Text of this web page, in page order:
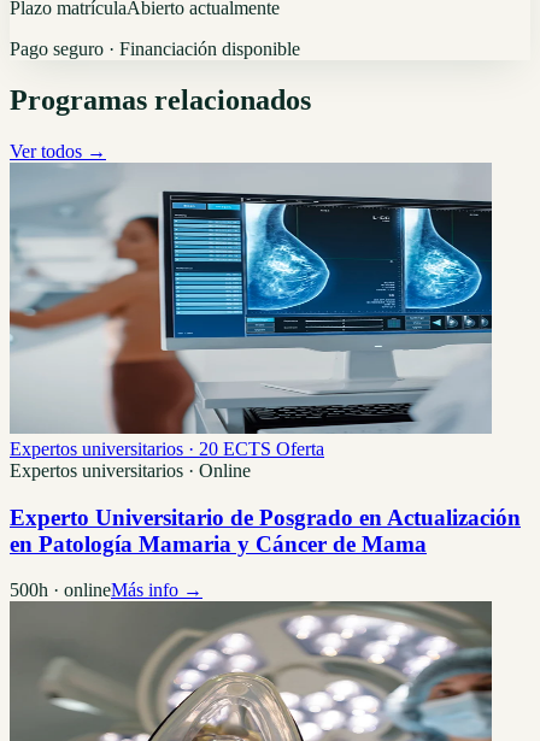
Plazo matrículaAbierto actualmente
Pago seguro · Financiación disponible
Programas relacionados
Ver todos →
Expertos universitarios · 20 ECTS Oferta
Expertos universitarios · Online
Experto Universitario de Posgrado en Actualización
en Patología Mamaria y Cáncer de Mama
500h · onlineMás info →